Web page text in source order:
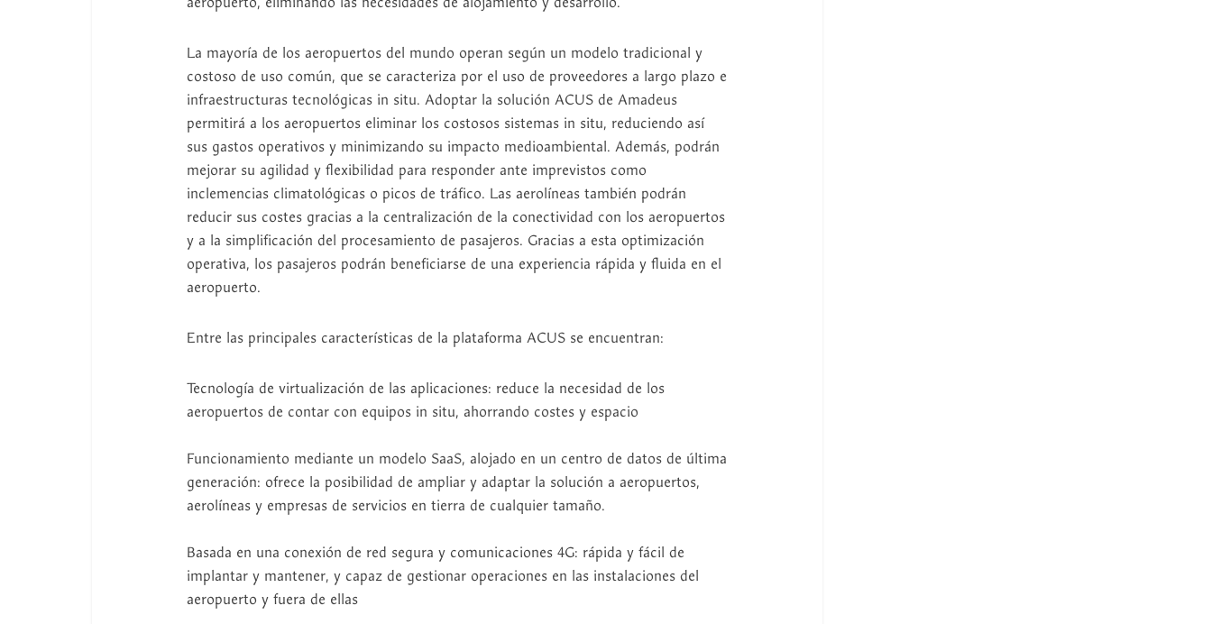
La mayoría de los aeropuertos del mundo operan según un modelo tradicional y
costoso de uso común, que se caracteriza por el uso de proveedores a largo plazo e
infraestructuras tecnológicas in situ. Adoptar la solución ACUS de Amadeus
permitirá a los aeropuertos eliminar los costosos sistemas in situ, reduciendo así
sus gastos operativos y minimizando su impacto medioambiental. Además, podrán
mejorar su agilidad y flexibilidad para responder ante imprevistos como
inclemencias climatológicas o picos de tráfico. Las aerolíneas también podrán
reducir sus costes gracias a la centralización de la conectividad con los aeropuertos
y a la simplificación del procesamiento de pasajeros. Gracias a esta optimización
operativa, los pasajeros podrán beneficiarse de una experiencia rápida y fluida en el
aeropuerto.
Entre las principales características de la plataforma ACUS se encuentran:
Tecnología de virtualización de las aplicaciones: reduce la necesidad de los
aeropuertos de contar con equipos in situ, ahorrando costes y espacio
Funcionamiento mediante un modelo SaaS, alojado en un centro de datos de última
generación: ofrece la posibilidad de ampliar y adaptar la solución a aeropuertos,
aerolíneas y empresas de servicios en tierra de cualquier tamaño.
Basada en una conexión de red segura y comunicaciones 4G: rápida y fácil de
implantar y mantener, y capaz de gestionar operaciones en las instalaciones del
aeropuerto y fuera de ellas